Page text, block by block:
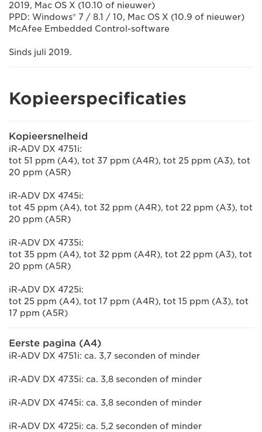
2019, Mac OS X (10.10 of nieuwer)
PPD: Windows® 7 / 8.1 / 10, Mac OS X (10.9 of nieuwer)
McAfee Embedded Control-software
Sinds juli 2019.
Kopieerspecificaties
Kopieersnelheid
iR-ADV DX 4751i:
tot 51 ppm (A4), tot 37 ppm (A4R), tot 25 ppm (A3), tot
20 ppm (A5R)
iR-ADV DX 4745i:
tot 45 ppm (A4), tot 32 ppm (A4R), tot 22 ppm (A3), tot
20 ppm (A5R)
iR-ADV DX 4735i:
tot 35 ppm (A4), tot 32 ppm (A4R), tot 22 ppm (A3), tot
20 ppm (A5R)
iR-ADV DX 4725i:
tot 25 ppm (A4), tot 17 ppm (A4R), tot 15 ppm (A3), tot
17 ppm (A5R)
Eerste pagina (A4)
iR-ADV DX 4751i: ca. 3,7 seconden of minder
iR-ADV DX 4735i: ca. 3,8 seconden of minder
iR-ADV DX 4745i: ca. 3,8 seconden of minder
iR-ADV DX 4725i: ca. 5,2 seconden of minder